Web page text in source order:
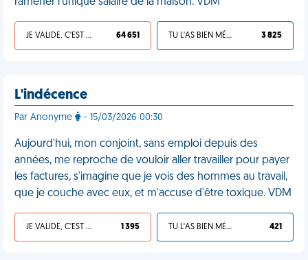
JE VALIDE, C'EST UNE VDM 64 651 TU L'AS BIEN MÉRITÉ 3 825
L'indécence
Par Anonyme - 15/03/2026 00:30
Aujourd'hui, mon conjoint, sans emploi depuis des
années, me reproche de vouloir aller travailler pour payer
les factures, s'imagine que je vois des hommes au travail,
que je couche avec eux, et m'accuse d'être toxique. VDM
JE VALIDE, C'EST UNE VDM 1 395 TU L'AS BIEN MÉRITÉ 421